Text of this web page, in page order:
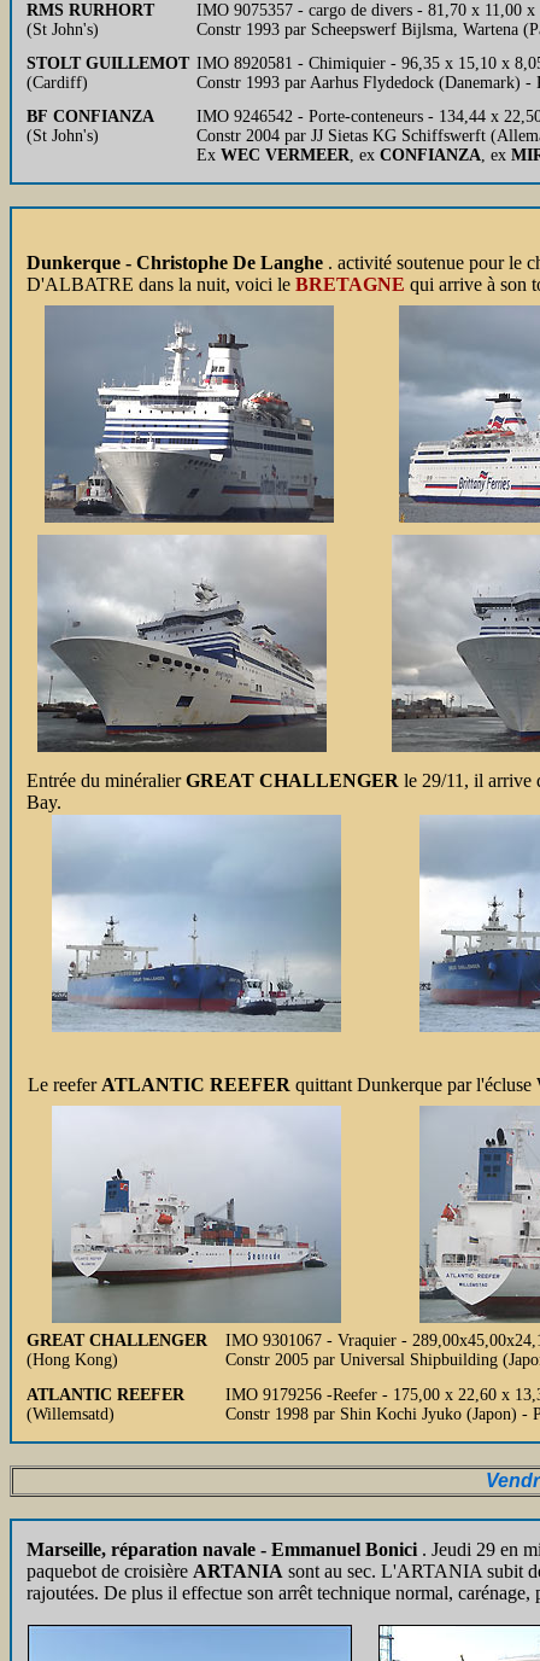
RMS RURHORT
(St John's)
IMO 9075357 - cargo de divers - 81,70 x 11,00
Constr 1993 par Scheepswerf Bijlsma, Wartena
STOLT GUILLEMOT
(Cardiff)
IMO 8920581 - Chimiquier - 96,35 x 15,10 x
Constr 1993 par Aarhus Flydedock
BF CONFIANZA
(St John's)
IMO 9246542 - Porte-conteneurs - 134,44 x
Constr 2004 par JJ Sietas KG Schiffswerft
Ex WEC VERMEER, ex CONFIANZA, ex
Dunkerque - Christophe De Langhe . activité soutenue pour le
D'ALBATRE dans la nuit, voici le BRETAGNE qui arrive à son
Entrée du minéralierGREAT CHALLENGER le 29/11, il arrive
Bay.
Le reefer ATLANTIC REEFER quittant Dunkerque par
GREAT CHALLENGER
(Hong Kong)
IMO 9301067 - Vraquier -
Constr 2005 par Universal Shipbuilding
ATLANTIC REEFER
(Willemsatd)
IMO 9179256 -Reefer - 175,00 x 22,60 x
Constr 1998 par Shin Kochi Jyuko (Japon) -
Marseille, réparation navale - Emmanuel Bonici . Jeudi 29 en
paquebot de croisière ARTANIA sont au sec. L'ARTANIA subit
rajoutées. De plus il effectue son arrêt technique normal,